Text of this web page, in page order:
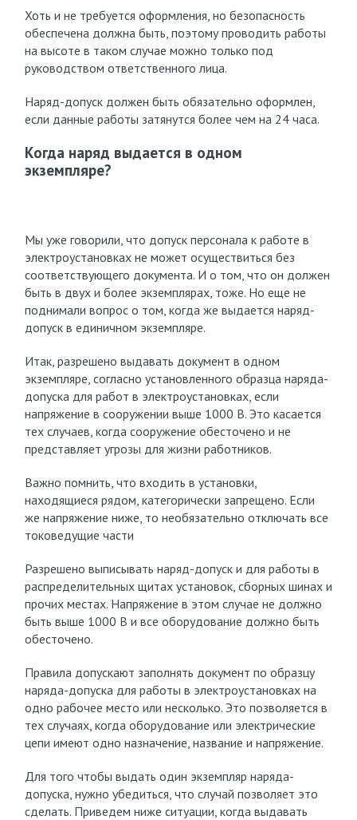
Хоть и не требуется оформления, но безопасность
обеспечена должна быть, поэтому проводить работы
на высоте в таком случае можно только под
руководством ответственного лица.
Наряд-допуск должен быть обязательно оформлен,
если данные работы затянутся более чем на 24 часа.
Когда наряд выдается в одном
экземпляре?
Мы уже говорили, что допуск персонала к работе в
электроустановках не может осуществиться без
соответствующего документа. И о том, что он должен
быть в двух и более экземплярах, тоже. Но еще не
поднимали вопрос о том, когда же выдается наряд-
допуск в единичном экземпляре.
Итак, разрешено выдавать документ в одном
экземпляре, согласно установленного образца наряда-
допуска для работ в электроустановках, если
напряжение в сооружении выше 1000 В. Это касается
тех случаев, когда сооружение обесточено и не
представляет угрозы для жизни работников.
Важно помнить, что входить в установки,
находящиеся рядом, категорически запрещено. Если
же напряжение ниже, то необязательно отключать все
токоведущие части
Разрешено выписывать наряд-допуск и для работы в
распределительных щитах установок, сборных шинах и
прочих местах. Напряжение в этом случае не должно
быть выше 1000 В и все оборудование должно быть
обесточено.
Правила допускают заполнять документ по образцу
наряда-допуска для работы в электроустановках на
одно рабочее место или несколько. Это позволяется в
тех случаях, когда оборудование или электрические
цепи имеют одно назначение, название и напряжение.
Для того чтобы выдать один экземпляр наряда-
допуска, нужно убедиться, что случай позволяет это
сделать. Приведем ниже ситуации, когда выдавать